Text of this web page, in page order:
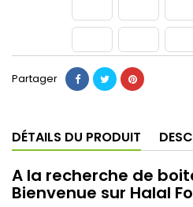
Partager
DÉTAILS DU PRODUIT
A la recherche de
Bienvenue sur Halal